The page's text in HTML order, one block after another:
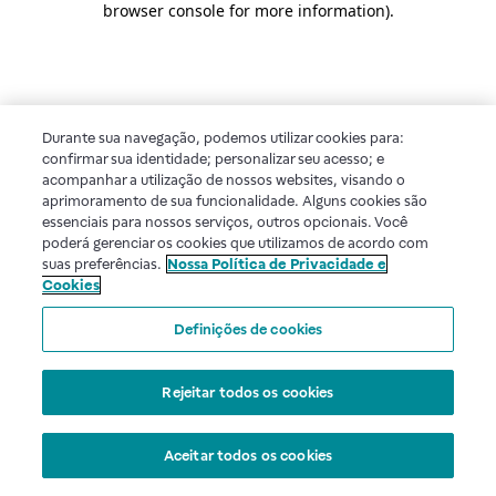
browser console for more information).
Durante sua navegação, podemos utilizar cookies para:
confirmar sua identidade; personalizar seu acesso; e
acompanhar a utilização de nossos websites, visando o
aprimoramento de sua funcionalidade. Alguns cookies são
essenciais para nossos serviços, outros opcionais. Você
poderá gerenciar os cookies que utilizamos de acordo com
suas preferências. Nossa Política de Privacidade e
Cookies
Definições de cookies
Rejeitar todos os cookies
Aceitar todos os cookies